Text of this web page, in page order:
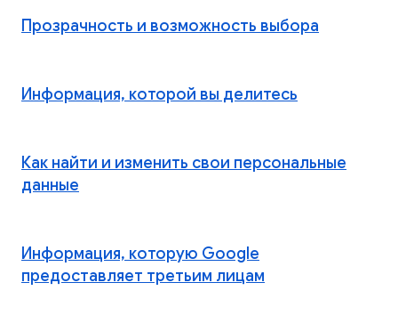
Прозрачность и возможность выбора
Информация, которой вы делитесь
Как найти и изменить свои персональные
данные
Информация, которую Google
предоставляет третьим лицам